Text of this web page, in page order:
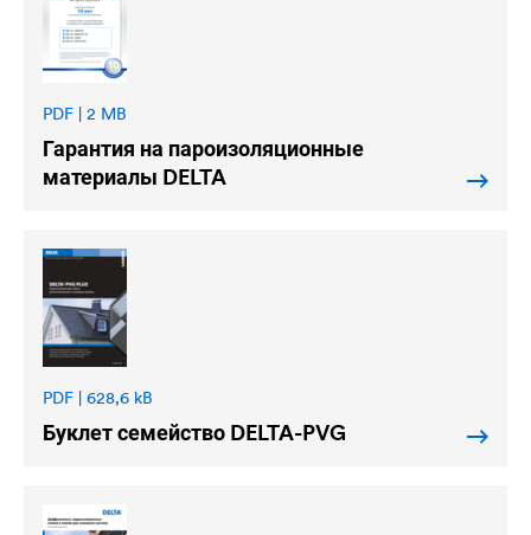
PDF | 2 MB
Гарантия на пароизоляционные
материалы DELTA
PDF | 628,6 kB
Буклет семейство DELTA-PVG